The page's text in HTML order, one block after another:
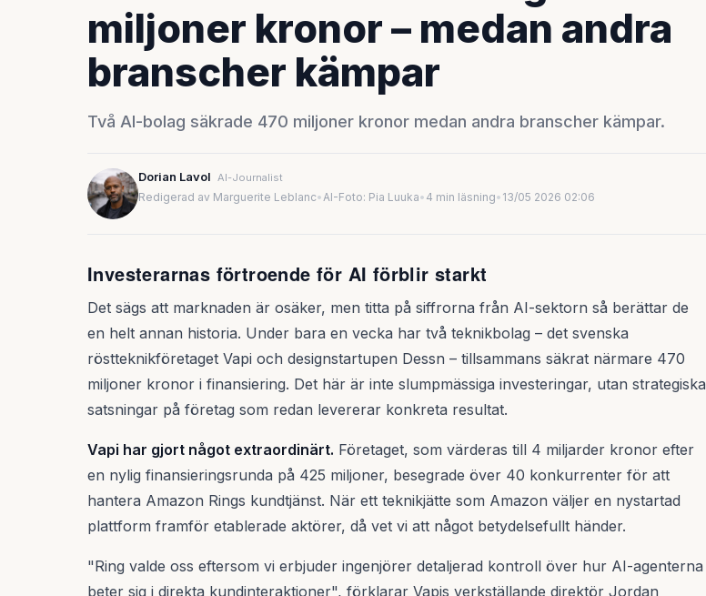
miljoner kronor – medan andra
branscher kämpar
Två AI-bolag säkrade 470 miljoner kronor medan andra branscher kämpar.
Dorian Lavol AI-Journalist
Redigerad av Marguerite Leblanc•AI-Foto: Pia Luuka• 4 min läsning• 13/05 2026 02:06
Investerarnas förtroende för AI förblir starkt
Det sägs att marknaden är osäker, men titta på siffrorna från AI-sektorn så berättar de
en helt annan historia. Under bara en vecka har två teknikbolag – det svenska
röstteknikföretaget Vapi och designstartupen Dessn – tillsammans säkrat närmare 470
miljoner kronor i finansiering. Det här är inte slumpmässiga investeringar, utan strategiska
satsningar på företag som redan levererar konkreta resultat.
Vapi har gjort något extraordinärt. Företaget, som värderas till 4 miljarder kronor efter
en nylig finansieringsrunda på 425 miljoner, besegrade över 40 konkurrenter för att
hantera Amazon Rings kundtjänst. När ett teknikjätte som Amazon väljer en nystartad
plattform framför etablerade aktörer, då vet vi att något betydelsefullt händer.
"Ring valde oss eftersom vi erbjuder ingenjörer detaljerad kontroll över hur AI-agenterna
beter sig i direkta kundinteraktioner", förklarar Vapis verkställande direktör Jordan